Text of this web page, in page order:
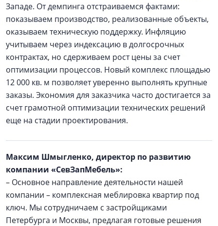
Западе. От демпинга отстраиваемся фактами:
показываем производство, реализованные объекты,
оказываем техническую поддержку. Инфляцию
учитываем через индексацию в долгосрочных
контрактах, но сдерживаем рост цены за счет
оптимизации процессов. Новый комплекс площадью
12 000 кв. м позволяет уверенно выполнять крупные
заказы. Экономия для заказчика часто достигается за
счет грамотной оптимизации технических решений
еще на стадии проектирования.
Максим Шмыгленко, директор по развитию
компании «СевЗапМебель»:
– Основное направление деятельности нашей
компании – комплексная меблировка квартир под
ключ. Мы сотрудничаем с застройщиками
Петербурга и Москвы, предлагая готовые решения